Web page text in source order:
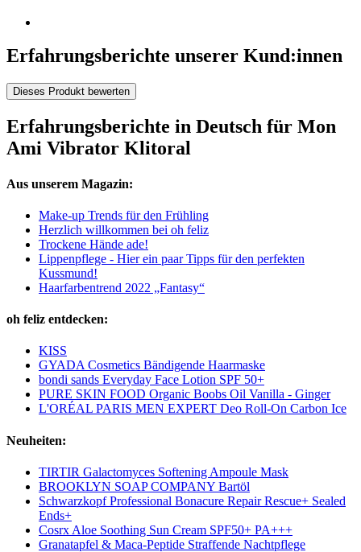
Erfahrungsberichte unserer Kund:innen
Dieses Produkt bewerten
Erfahrungsberichte in Deutsch für Mon
Ami Vibrator Klitoral
Aus unserem Magazin:
Make-up Trends für den Frühling
Herzlich willkommen bei oh feliz
Trockene Hände ade!
Lippenpflege - Hier ein paar Tipps für den perfekten
Kussmund!
Haarfarbentrend 2022 „Fantasy“
oh feliz entdecken:
KISS
GYADA Cosmetics Bändigende Haarmaske
bondi sands Everyday Face Lotion SPF 50+
PURE SKIN FOOD Organic Boobs Oil Vanilla - Ginger
L'ORÉAL PARIS MEN EXPERT Deo Roll-On Carbon Ice
Neuheiten:
TIRTIR Galactomyces Softening Ampoule Mask
BROOKLYN SOAP COMPANY Bartöl
Schwarzkopf Professional Bonacure Repair Rescue+ Sealed
Ends+
Cosrx Aloe Soothing Sun Cream SPF50+ PA+++
Granatapfel & Maca-Peptide Straffende Nachtpflege